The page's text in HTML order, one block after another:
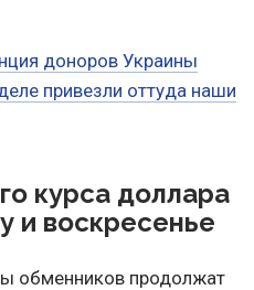
доноров Украины
привезли оттуда наши
курса доллара
и воскресенье
обменников продолжат